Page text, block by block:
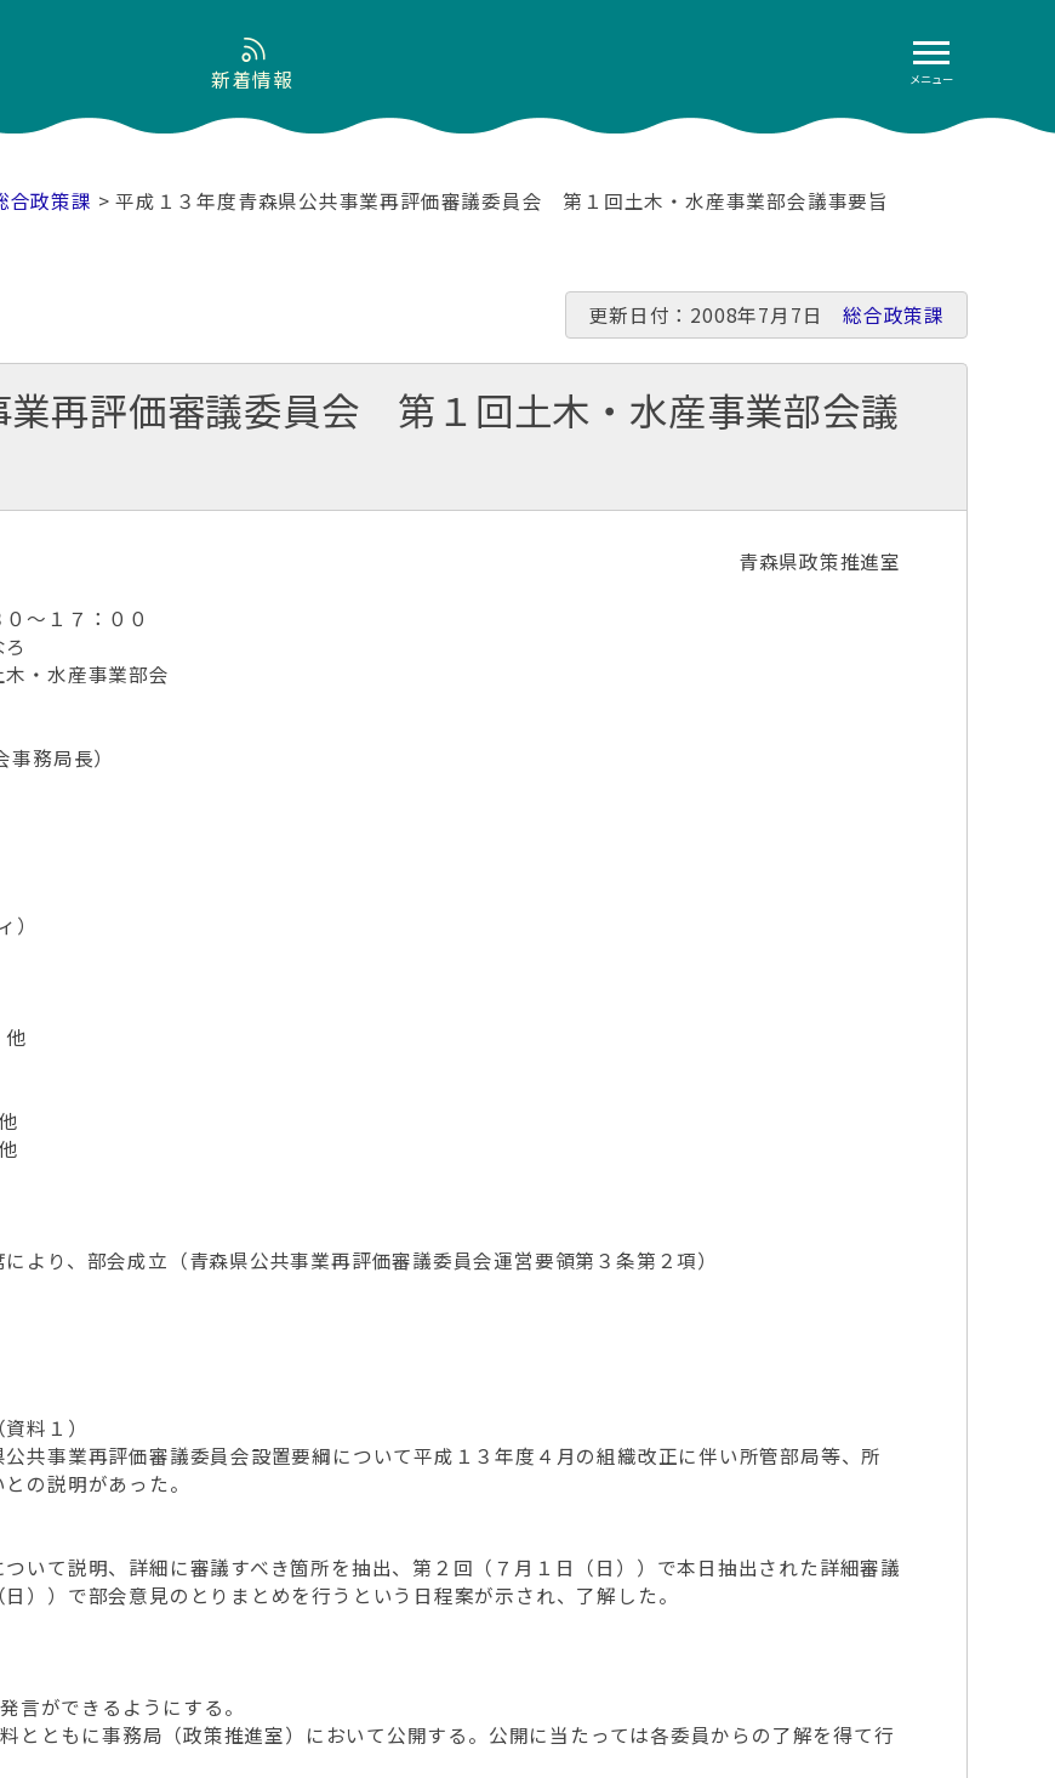
メニュー
新着情報
合政策課 > 平成１３年度青森県公共事業再評価審議委員会 第１回土木・水産事業部会議事要旨
更新日付：2008年7月7日総合政策課
業再評価審議委員会 第１回土木・水産事業部会議
青森県政策推進室
～１７：００
・水産事業部会
務局長）
り、部会成立（青森県公共事業再評価審議委員会運営要領第３条第２項）
料１）
事業再評価審議委員会設置要綱について平成１３年度４月の組織改正に伴い所管部局等、所
の説明があった。
て説明、詳細に審議すべき箇所を抽出、第２回（７月１日（日））で本日抽出された詳細審議
））で部会意見のとりまとめを行うという日程案が示され、了解した。
言ができるようにする。
とともに事務局（政策推進室）において公開する。公開に当たっては各委員からの了解を得て行